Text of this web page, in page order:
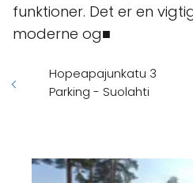
funktioner. Det er en
moderne og■
Hopeapajunkatu 3
Parking - Suolahti